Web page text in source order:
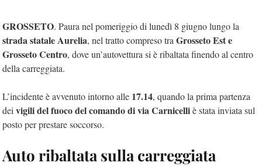
GROSSETO. Paura nel pomeriggio di lunedì 8 giugno lungo la
strada statale Aurelia, nel tratto compreso tra Grosseto Est e
Grosseto Centro, dove un’autovettura si è ribaltata finendo al centro
della carreggiata.
L’incidente è avvenuto intorno alle 17.14, quando la prima partenza
dei vigili del fuoco del comando di via Carnicelliè stata inviata sul
posto per prestare soccorso.
Auto ribaltata sulla carreggiata